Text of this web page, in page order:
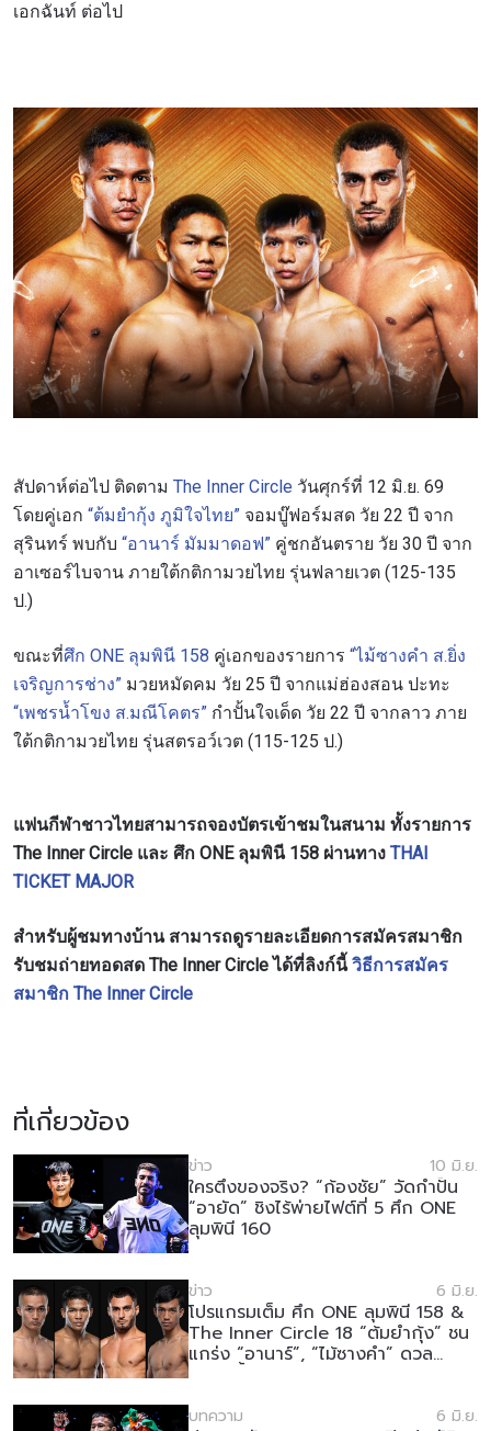
เอกฉันท์ ต่อไป
สัปดาห์ต่อไป ติดตาม The Inner Circle วันศุกร์ที่ 12 มิ.ย. 69
โดยคู่เอก “ต้มยำกุ้ง ภูมิใจไทย” จอมบู๊ฟอร์มสด วัย 22 ปี จาก
สุรินทร์ พบกับ “อานาร์ มัมมาดอฟ” คู่ชกอันตราย วัย 30 ปี จาก
อาเซอร์ไบจาน ภายใต้กติกามวยไทย รุ่นฟลายเวต (125-135
ป.)
ขณะที่ศึก ONE ลุมพินี 158 คู่เอกของรายการ “ไม้ซางคำ ส.ยิ่ง
เจริญการช่าง” มวยหมัดคม วัย 25 ปี จากแม่ฮ่องสอน ปะทะ
“เพชรน้ำโขง ส.มณีโคตร” กำปั้นใจเด็ด วัย 22 ปี จากลาว ภาย
ใต้กติกามวยไทย รุ่นสตรอว์เวต (115-125 ป.)
แฟนกีฬาชาวไทยสามารถจองบัตรเข้าชมในสนาม ทั้งรายการ
The Inner Circle และ ศึก ONE ลุมพินี 158 ผ่านทาง THAI
TICKET MAJOR
สำหรับผู้ชมทางบ้าน สามารถดูรายละเอียดการสมัครสมาชิก
รับชมถ่ายทอดสด The Inner Circle ได้ที่ลิงก์นี้วิธีการสมัคร
สมาชิก The Inner Circle
ที่เกี่ยวข้อง
ข่าว 10 มิ.ย.
ใครตึงของจริง? “ก้องชัย” วัดกำปั้น
“อายัด” ชิงไร้พ่ายไฟต์ที่ 5 ศึก ONE
ลุมพินี 160
ข่าว 6 มิ.ย.
โปรแกรมเต็ม ศึก ONE ลุมพินี 158 &
The Inner Circle 18 “ต้มยำกุ้ง” ชน
แกร่ง “อานาร์”, “ไม้ซางคำ” ดวล
บทความ 6 มิ.ย.